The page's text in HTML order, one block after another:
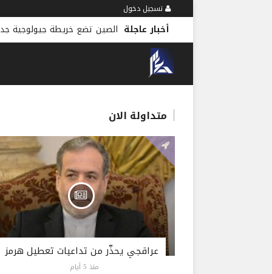
تسجيل دخول
أخبار عاجلة الصين تضع خريطة جيولوجية
متداولة الان
عراقجي يحذّر من تداعيات تعطيل هرمز
منذ 5 أيام